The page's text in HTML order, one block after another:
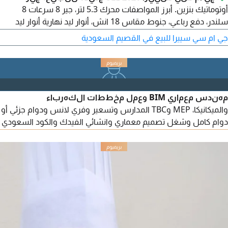
أوتوماتيك بنزين. أبرز المواصفات محرك 5.3 لتر، جير 8 سرعات 8
سلندر، دفع رباعي، جنوط مقاس 18 انش، أنوار ليد نهارية أنوار ليد
عالي واطي، اضاءة ليد على المرايا، أنوار ليد خلفية حساسات أمامية،
حساسات خلفية، هوك خلفي، دخول ذكي تشغيل ذكي، تشغيل عن
بعد، مقاعد جلد
جي ام سي سييرا للبيع في القصيم السعودية
مهندس معماري BIM وعمل مخططات الكهرباء
والميكانيكا، MEP وTBC المدارس وتسعير وفري لانس ودوام جزئي أو
دوام كامل وشغل تصميم معماري وانشائي الفيدك والكود السعودي
بنود المقايسة وكذلك التشغيل والصيانة. مدارس فنادق سكني اداري